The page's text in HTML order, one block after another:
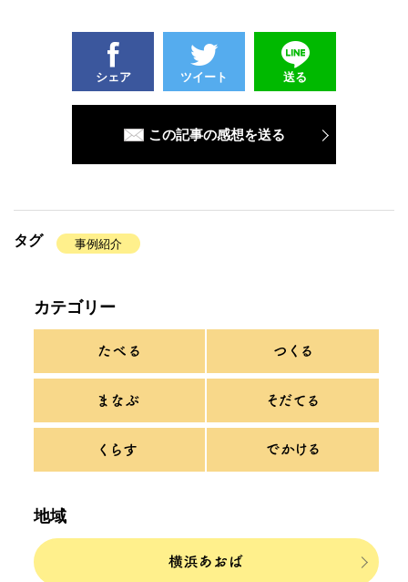
シェア ツイート 送る
この記事の感想を送る
タグ 事例紹介
カテゴリー
地域